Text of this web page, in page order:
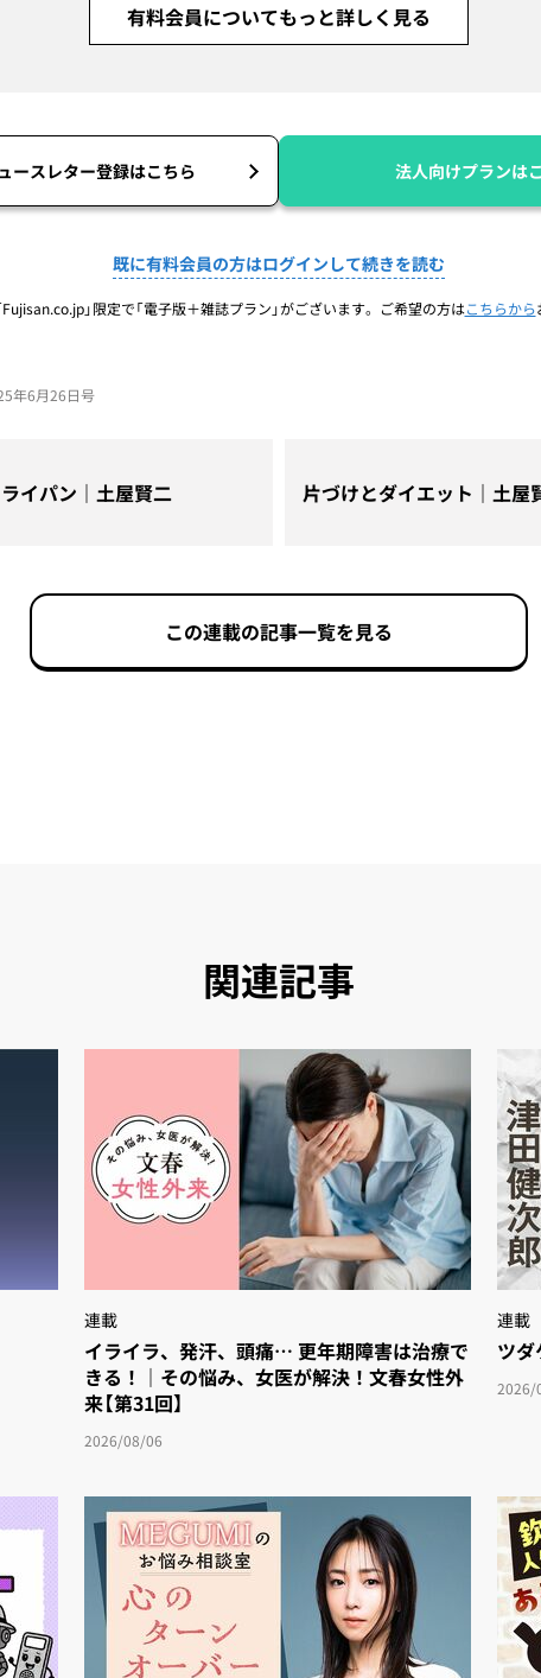
有料会員についてもっと詳しく見る
ースレター登録はこちら 法人向けプランは
既に有料会員の方はログインして続きを読む
」限定で「電子版＋雑誌プラン」がございます。ご希望の方はこちらから
年6月26日号
イパン｜土屋賢二 片づけとダイエット｜土屋
この連載の記事一覧を見る
関連記事
連載
イライラ、発汗、頭痛… 更年期障害は治療で
きる！｜その悩み、女医が解決！文春女性外
来【第31回】
2026/08/06
連載
ツダ
2026/